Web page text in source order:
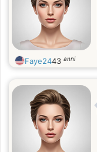
Faye2443 anni